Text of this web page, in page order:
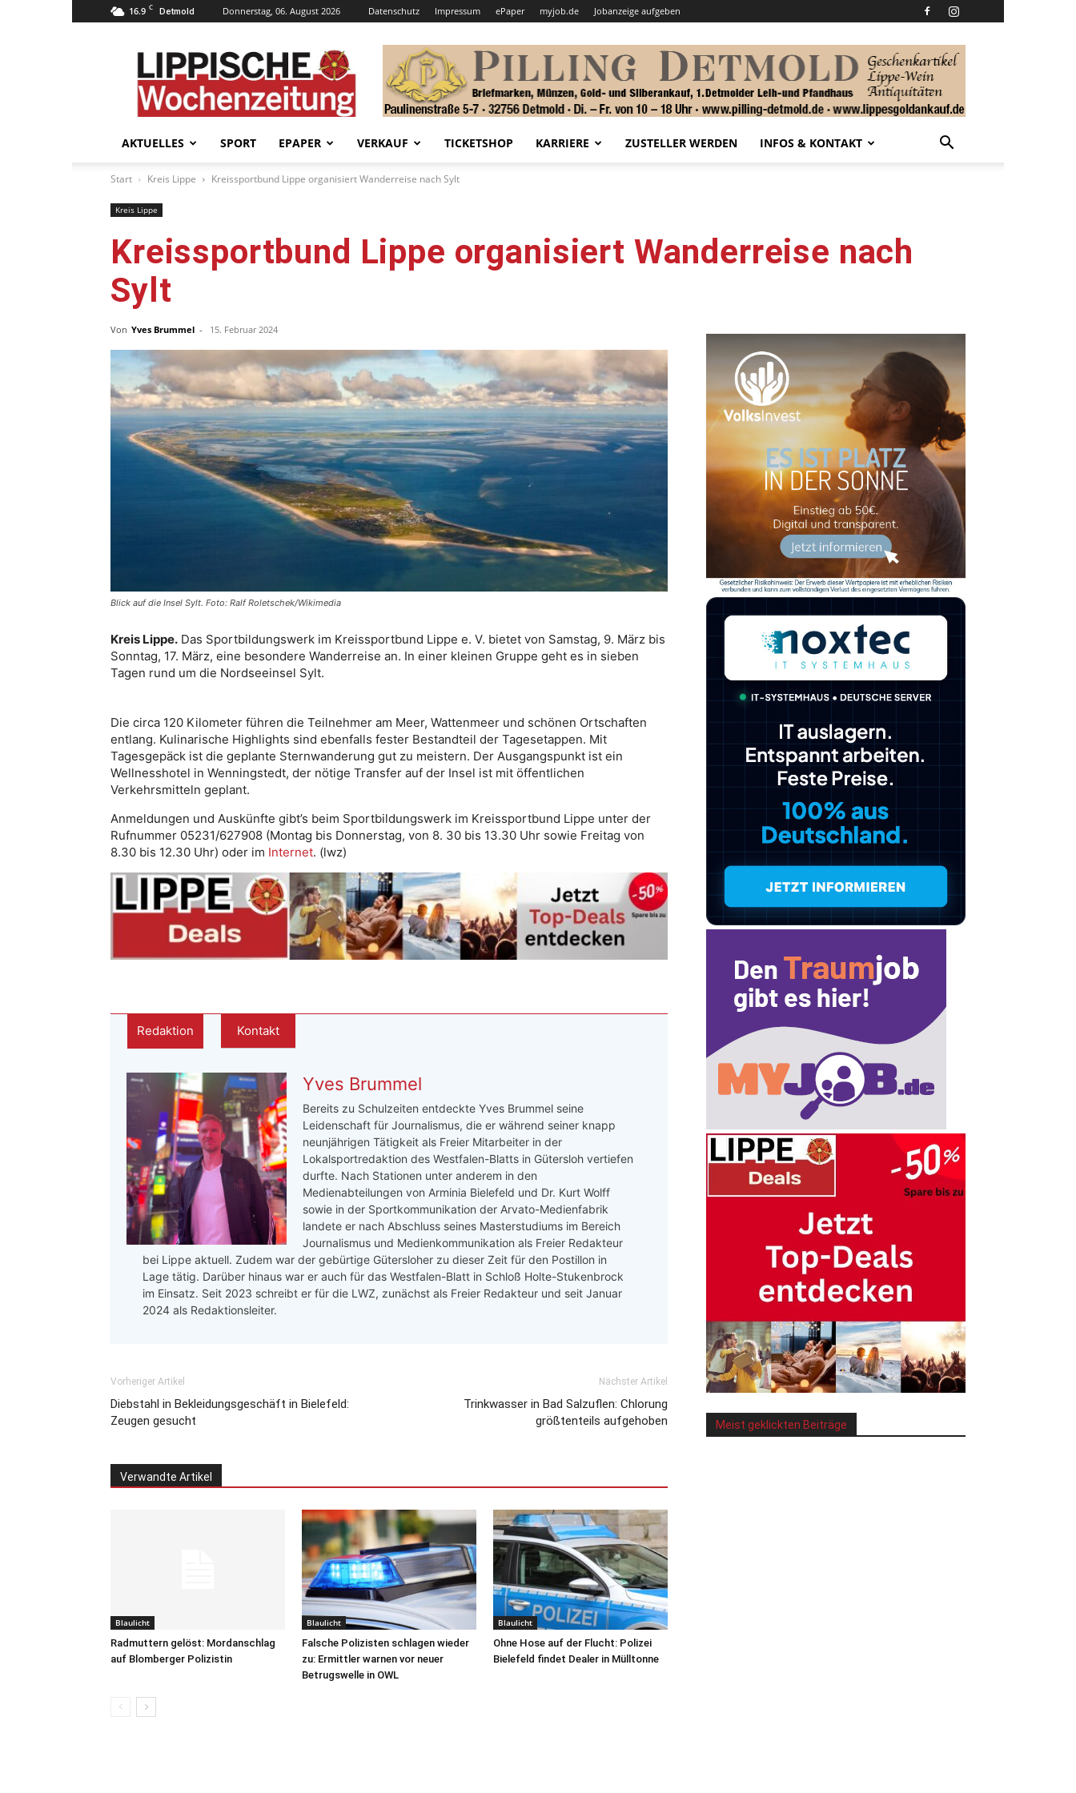
16.9 C Detmold Donnerstag, 06. August 2026 Datenschutz Impressum ePaper myjob.de Jobanzeige aufgeben
Lippische
Wochenzeitung
–
LWZ24.de
AKTUELLES SPORT EPAPER VERKAUF TICKETSHOP KARRIERE ZUSTELLER WERDEN INFOS & KONTAKT
Start Kreis Lippe Kreissportbund Lippe organisiert Wanderreise nach Sylt
Kreis Lippe
Kreissportbund Lippe organisiert Wanderreise nach
Sylt
Von Yves Brummel - 15. Februar 2024
Blick auf die Insel Sylt. Foto: Ralf Roletschek/Wikimedia
Kreis Lippe. Das Sportbildungswerk im Kreissportbund Lippe e. V. bietet von Samstag, 9. März bis
Sonntag, 17. März, eine besondere Wanderreise an. In einer kleinen Gruppe geht es in sieben
Tagen rund um die Nordseeinsel Sylt.
Die circa 120 Kilometer führen die Teilnehmer am Meer, Wattenmeer und schönen Ortschaften
entlang. Kulinarische Highlights sind ebenfalls fester Bestandteil der Tagesetappen. Mit
Tagesgepäck ist die geplante Sternwanderung gut zu meistern. Der Ausgangspunkt ist ein
Wellnesshotel in Wenningstedt, der nötige Transfer auf der Insel ist mit öffentlichen
Verkehrsmitteln geplant.
Anmeldungen und Auskünfte gibt’s beim Sportbildungswerk im Kreissportbund Lippe unter der
Rufnummer 05231/627908 (Montag bis Donnerstag, von 8. 30 bis 13.30 Uhr sowie Freitag von
8.30 bis 12.30 Uhr) oder im Internet. (lwz)
Redaktion Kontakt
Yves Brummel
Bereits zu Schulzeiten entdeckte Yves Brummel seine
Leidenschaft für Journalismus, die er während seiner knapp
neunjährigen Tätigkeit als Freier Mitarbeiter in der
Lokalsportredaktion des Westfalen-Blatts in Gütersloh vertiefen
durfte. Nach Stationen unter anderem in den
Medienabteilungen von Arminia Bielefeld und Dr. Kurt Wolff
sowie in der Sportkommunikation der Arvato-Medienfabrik
landete er nach Abschluss seines Masterstudiums im Bereich
Journalismus und Medienkommunikation als Freier Redakteur
bei Lippe aktuell. Zudem war der gebürtige Gütersloher zu dieser Zeit für den Postillon in
Lage tätig. Darüber hinaus war er auch für das Westfalen-Blatt in Schloß Holte-Stukenbrock
im Einsatz. Seit 2023 schreibt er für die LWZ, zunächst als Freier Redakteur und seit Januar
2024 als Redaktionsleiter.
Vorheriger Artikel
Diebstahl in Bekleidungsgeschäft in Bielefeld:
Zeugen gesucht
Nächster Artikel
Trinkwasser in Bad Salzuflen: Chlorung
größtenteils aufgehoben
Verwandte Artikel
Blaulicht
Radmuttern gelöst: Mordanschlag
auf Blomberger Polizistin
Blaulicht
Falsche Polizisten schlagen wieder
zu: Ermittler warnen vor neuer
Betrugswelle in OWL
Blaulicht
Ohne Hose auf der Flucht: Polizei
Bielefeld findet Dealer in Mülltonne
Meist geklickten Beiträge